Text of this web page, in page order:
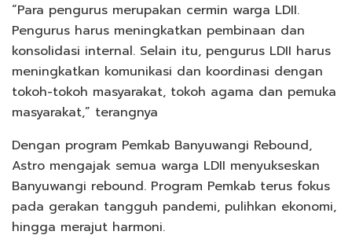
“Para pengurus merupakan cermin warga LDII.
Pengurus harus meningkatkan pembinaan dan
konsolidasi internal. Selain itu, pengurus LDII harus
meningkatkan komunikasi dan koordinasi dengan
tokoh-tokoh masyarakat, tokoh agama dan pemuka
masyarakat,” terangnya
Dengan program Pemkab Banyuwangi Rebound,
Astro mengajak semua warga LDII menyukseskan
Banyuwangi rebound. Program Pemkab terus fokus
pada gerakan tangguh pandemi, pulihkan ekonomi,
hingga merajut harmoni.